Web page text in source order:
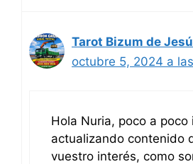
Tarot Bizum de
octubre 5, 2024 a
Hola Nuria, poco a
actualizando contenido
vuestro interés, como